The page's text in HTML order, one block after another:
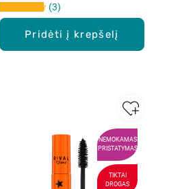
Pridėti į krepšelį
3
NEMOKAMAS
PRISTATYMAS
TIKTAI
DROGAS